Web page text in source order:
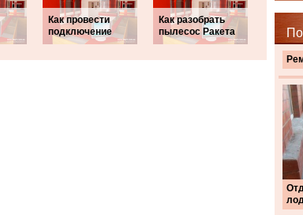
Как провести
подключение
Как разобрать
пылесос Ракета